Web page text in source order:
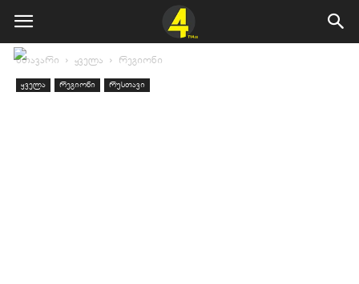
მთავარი ყველა რეგიონი
ყველა რეგიონი რუსთავი